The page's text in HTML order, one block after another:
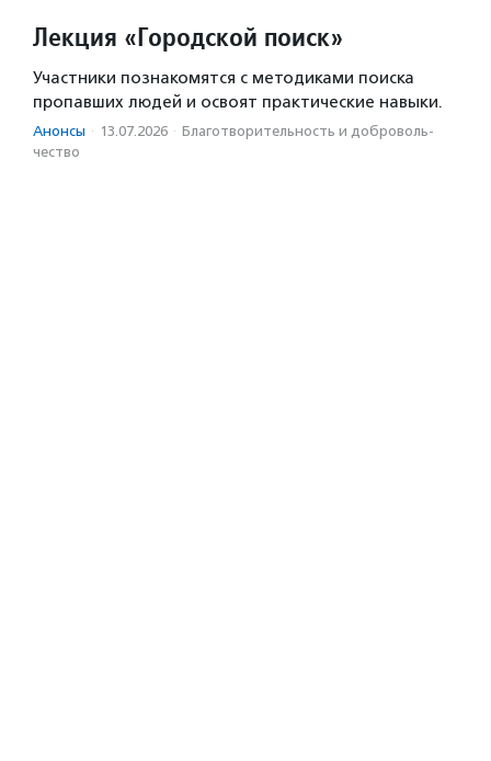
Лекция «Городской поиск»
Участники познакомятся с методиками поиска
пропавших людей и освоят практические навыки.
Анонсы · 13.07.2026 · Благотвори­тель­ность и доброволь­
чест­во